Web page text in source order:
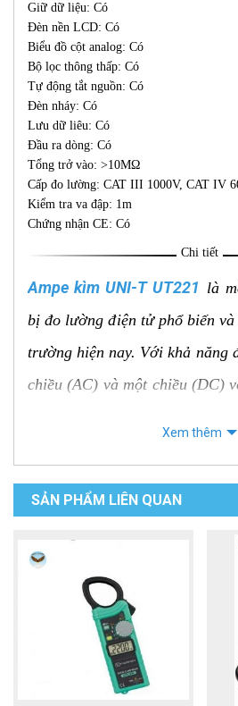
Giữ dữ liệu: Có
Đèn nền LCD: Có
Biểu đồ cột analog: Có
Bộ lọc thông thấp: Có
Tự động tắt nguồn: Có
Đèn nháy: Có
Lưu dữ liêu: Có
Đầu ra dòng: Có
Tổng trở vào: >10MΩ
Cấp đo lường: CAT III 1000V, CAT IV
Kiểm tra va đập: 1m
Chứng nhận CE: Có
Chi tiết
Ampe kìm UNI-T UT221 là
bị đo lường điện tử phổ biến
trường hiện nay. Với khả năng
chiều (AC) và một chiều (DC)
các môi trường công nghiệp,
xác cao và khả năng đo dòng
Các đặc điểm nổi bật
UNI-T UT221:
Đo dòng điện AC/DC lớn:
AC và DC lên đến 2000A
hơn trong nhiều ứng dụng
Xem thêm
SẢN PHẨM LIÊN QUAN